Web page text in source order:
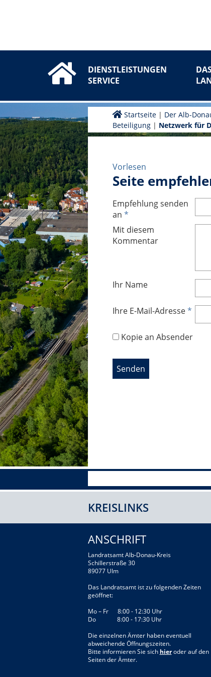
DIENSTLEISTUNGEN
SERVICE
Startseite | Der Alb-
Beteiligung | Netzwerk für
Vorlesen
Seite
Empfehlung senden
an *
Mit diesem
Kommentar
Ihr Name
Ihre E-Mail-Adresse*
Kopie an Absender
KREISLINKS
ANSCHRIFT
Landratsamt Alb-Donau-Kreis
Schillerstraße 30
89077 Ulm
Das Landratsamt ist zu folgenden Zeiten
geöffnet:
Mo – Fr 8:00 - 12:30 Uhr
Do 8:00 - 17:30 Uhr
Die einzelnen Ämter haben eventuell
abweichende Öffnungszeiten.
Bitte informieren Sie sich hieroder auf den
Seiten der Ämter.